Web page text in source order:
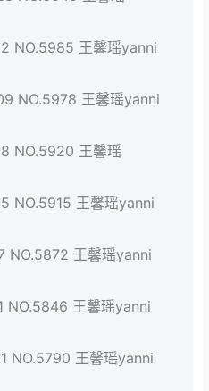
NO.5985 王馨瑶yanni
NO.5978 王馨瑶yanni
NO.5920 王馨瑶
NO.5915 王馨瑶yanni
NO.5872 王馨瑶yanni
NO.5846 王馨瑶yanni
NO.5790 王馨瑶yanni